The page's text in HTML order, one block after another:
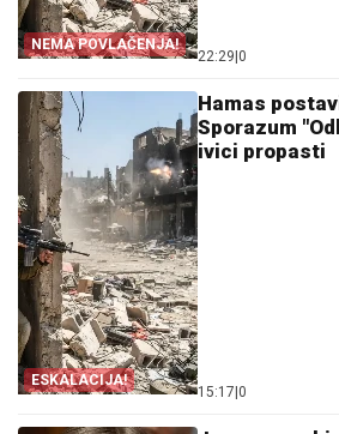
NEMA POVLAČENJA!
22:29 0
ESKALACIJA!
Hamas
Sporazum
ivici propasti
15:17 0